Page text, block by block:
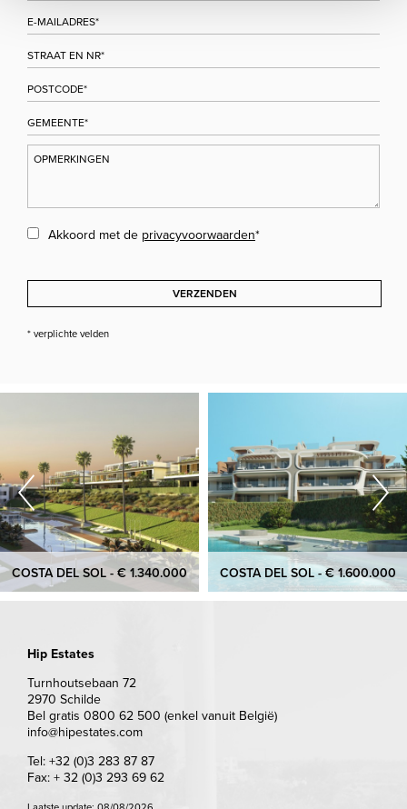
Akkoord met de privacyvoorwaarden*
VERZENDEN
* verplichte velden
COSTA DEL SOL - € 1.340.000 COSTA DEL SOL - € 1.600.000
Hip Estates
Turnhoutsebaan 72
2970 Schilde
Bel gratis 0800 62 500 (enkel vanuit België)
info@hipestates.com
Tel: +32 (0)3 283 87 87
Fax: + 32 (0)3 293 69 62